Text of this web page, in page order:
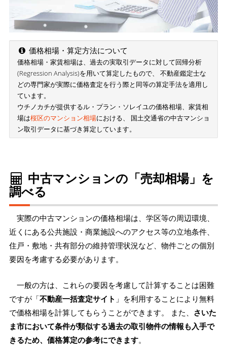
価格相場・算定方法について
価格相場・家賃相場は、過去の実取引データに対して回帰分析
(Regression Analysis)を用いて算定したもので、 不動産鑑定士な
どの専門家が実際に価格査定を行う際と同等の算定手法を適用し
ています。
ウチノカチが提供するル・プラン・ソレイユの価格相場、家賃相
場は桜区のマンション相場における、 国土交通省の中古マンショ
ン取引データに基づき算定しています。
中古マンションの「売却相場」を
調べる
実際の中古マンションの価格相場は、学区等の周辺環境、
近くにある公共施設・商業施設へのアクセス等の立地条件、
住戸・敷地・共有部分の維持管理状況など、物件ごとの個別
要因を考慮する必要があります。
一般の方は、これらの要因を考慮して計算することは困難
ですが「不動産一括査定サイト 」を利用することにより無料
で価格相場を計算してもらうことができます。 また、 さいた
ま市において条件が類似する過去の取引物件の情報も入手で
きるため、価格算定の参考にできます。